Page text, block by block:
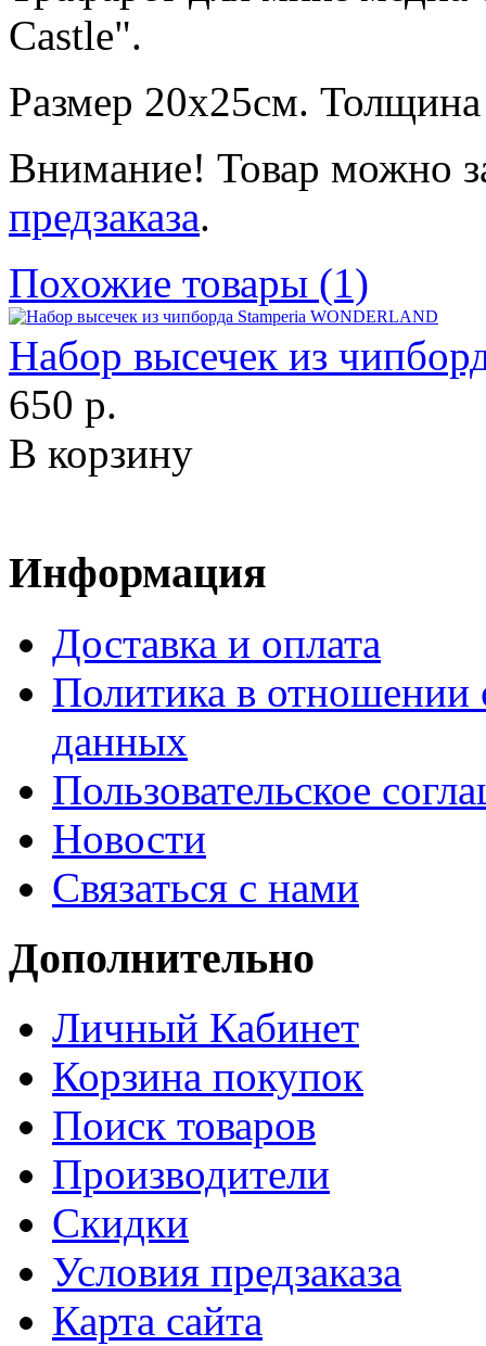
Castle".
Размер 20х25см.
Внимание! Товар можно
предзаказа.
Похожие товары (1)
Набор высечек из
650 р.
В корзину
Информация
Доставка и оплата
Политика в отношении
данных
Пользовательское
Новости
Связаться с нами
Дополнительно
Личный Кабинет
Корзина покупок
Поиск товаров
Производители
Скидки
Условия предзаказа
Карта сайта